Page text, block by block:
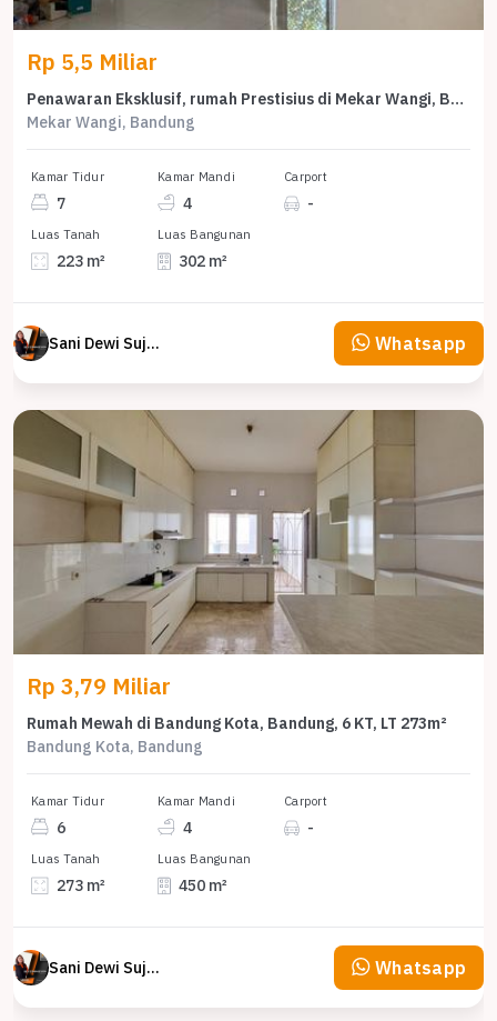
Rp 5,5 Miliar
Penawaran Eksklusif, rumah Prestisius di Mekar Wangi, Bandung, LB 302m²
Mekar Wangi, Bandung
Kamar Tidur
7
Kamar Mandi
4
Carport
-
Luas Tanah
223 m²
Luas Bangunan
302 m²
Sani Dewi Sujono Whatsapp
Rp 3,79 Miliar
Rumah Mewah di Bandung Kota, Bandung, 6 KT, LT 273m²
Bandung Kota, Bandung
Kamar Tidur
6
Kamar Mandi
4
Carport
-
Luas Tanah
273 m²
Luas Bangunan
450 m²
Sani Dewi Sujono Whatsapp